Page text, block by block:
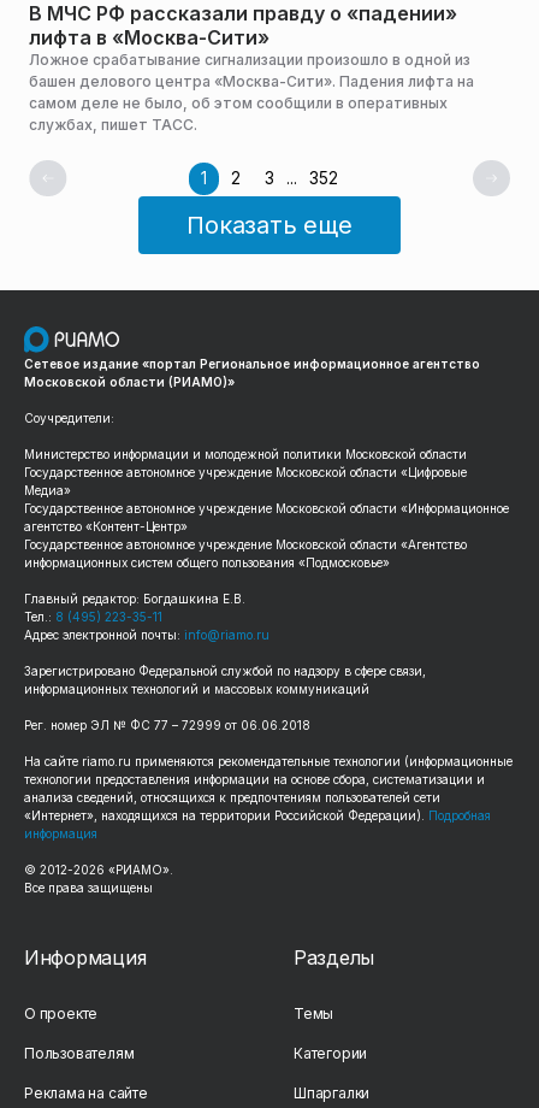
В МЧС РФ рассказали правду о «падении»
лифта в «Москва-Сити»
Ложное срабатывание сигнализации произошло в одной из
башен делового центра «Москва-Сити». Падения лифта на
самом деле не было, об этом сообщили в оперативных
службах, пишет ТАСС.
1 2 3 ... 352
Показать еще
Сетевое издание «портал Региональное информационное агентство
Московской области (РИАМО)»
Соучредители:
Министерство информации и молодежной политики Московской области
Государственное автономное учреждение Московской области «Цифровые
Медиа»
Государственное автономное учреждение Московской области «Информационное
агентство «Контент-Центр»
Государственное автономное учреждение Московской области «Агентство
информационных систем общего пользования «Подмосковье»
Главный редактор: Богдашкина Е.В.
Тел.: 8 (495) 223-35-11
Адрес электронной почты: info@riamo.ru
Зарегистрировано Федеральной службой по надзору в сфере связи,
информационных технологий и массовых коммуникаций
Рег. номер ЭЛ № ФС 77 – 72999 от 06.06.2018
На сайте riamo.ru применяются рекомендательные технологии (информационные
технологии предоставления информации на основе сбора, систематизации и
анализа сведений, относящихся к предпочтениям пользователей сети
«Интернет», находящихся на территории Российской Федерации). Подробная
информация
© 2012-2026 «РИАМО».
Все права защищены
Информация
О проекте
Пользователям
Реклама на сайте
Разделы
Темы
Категории
Шпаргалки